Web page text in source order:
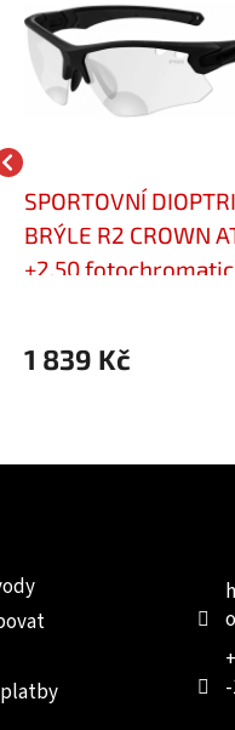
SPORTOVNÍ
BRÝLE R2 CROWN
+2,50
1 839 Kč